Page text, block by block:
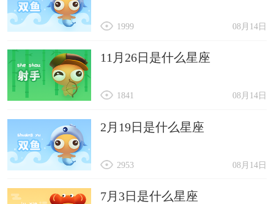
08月14日
1999
11月26日是什么星座
08月14日
1841
2月19日是什么星座
08月14日
2953
7月3日是什么星座